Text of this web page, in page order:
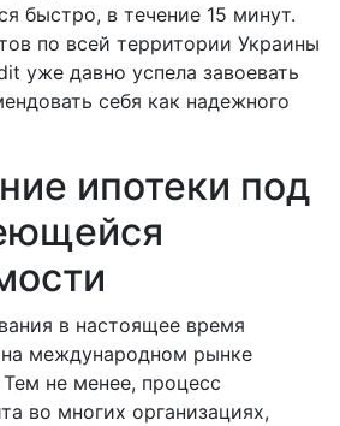
быстро, в течение 15 минут.
по всей территории Украины
уже давно успела завоевать
себя как надежного
ипотеки под
в настоящее время
международном рынке
не менее, процесс
во многих организациях,